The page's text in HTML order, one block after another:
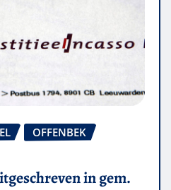
OFFENBEK
in gem.